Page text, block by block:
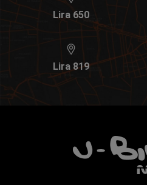
Lira 650
Lira 819